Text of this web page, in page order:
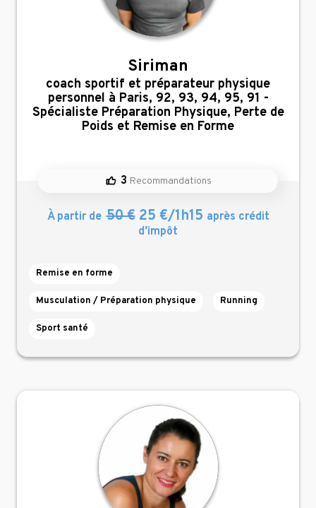
Siriman
,
coach sportif et préparateur physique
personnel à Paris, 92, 93, 94, 95, 91 -
Spécialiste Préparation Physique, Perte de
Poids et Remise en Forme
3 Recommandations
À partir de 50 €25 €/1h15 après crédit
d’impôt
Remise en forme
Musculation / Préparation physique Running
Sport santé